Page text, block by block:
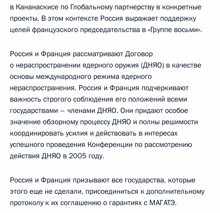
в Кананаскисе по Глобальному партнерству в конкретные
проекты. В этом контексте Россия выражает поддержку
целей французского председательства в «Группе восьми».
Россия и Франция рассматривают Договор
о нераспространении ядерного оружия (ДНЯО) в качестве
основы международного режима ядерного
нераспространения. Россия и Франция подчеркивают
важность строгого соблюдения его положений всеми
государствами – членами ДНЯО. Они придают особое
значение обзорному процессу ДНЯО и полны решимости
координировать усилия и действовать в интересах
успешного проведения Конференции по рассмотрению
действия ДНЯО в 2005 году.
Россия и Франция призывают все государства, которые
этого еще не сделали, присоединиться к дополнительному
протоколу к их соглашению о гарантиях с МАГАТЭ.